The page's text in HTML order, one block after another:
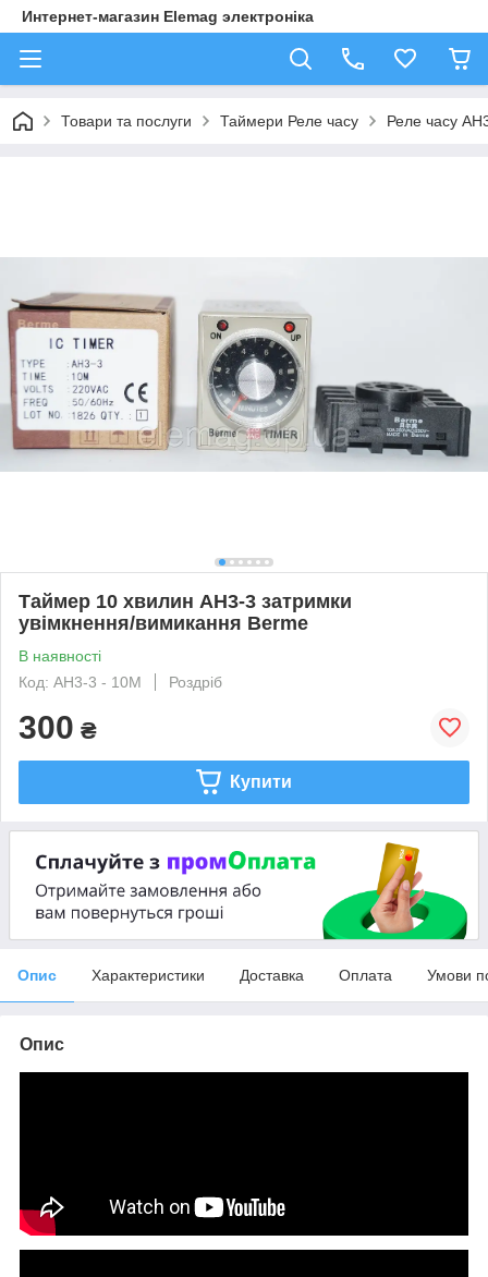
Интернет-магазин Elemag электроніка
Товари та послуги Таймери Реле часу Реле часу
Таймер 10 хвилин AH3-3 затримки
увімкнення/вимикання Berme
В наявності
Код: AH3-3 - 10M
Роздріб
300 ₴
Купити
Опис Характеристики Доставка Оплата Умови
Опис